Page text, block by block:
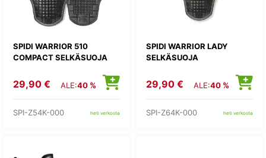
SPIDI WARRIOR 510
COMPACT SELKÄSUOJA
29,90 € ALE:40 %
SPI-Z54K-000 heti verkosta
SPIDI WARRIOR LADY
SELKÄSUOJA
29,90 € ALE:40 %
SPI-Z64K-000 heti verkosta